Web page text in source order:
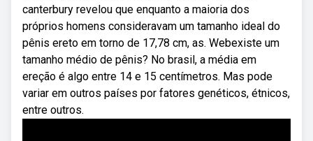
canterbury revelou que enquanto a maioria dos
próprios homens consideravam um tamanho ideal do
pênis ereto em torno de 17,78 cm, as. Webexiste um
tamanho médio de pênis? No brasil, a média em
ereção é algo entre 14 e 15 centímetros. Mas pode
variar em outros países por fatores genéticos, étnicos,
entre outros.